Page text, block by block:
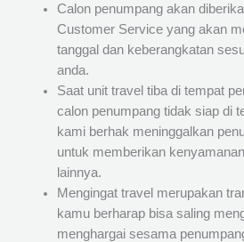
Calon penumpang akan
Customer Service yang akan
tanggal dan keberangkatan
anda.
Saat unit travel tiba di tempat
calon penumpang tidak siap di
kami berhak meninggalkan
untuk memberikan
lainnya.
Mengingat travel merupakan
kamu berharap bisa saling
menghargai sesama